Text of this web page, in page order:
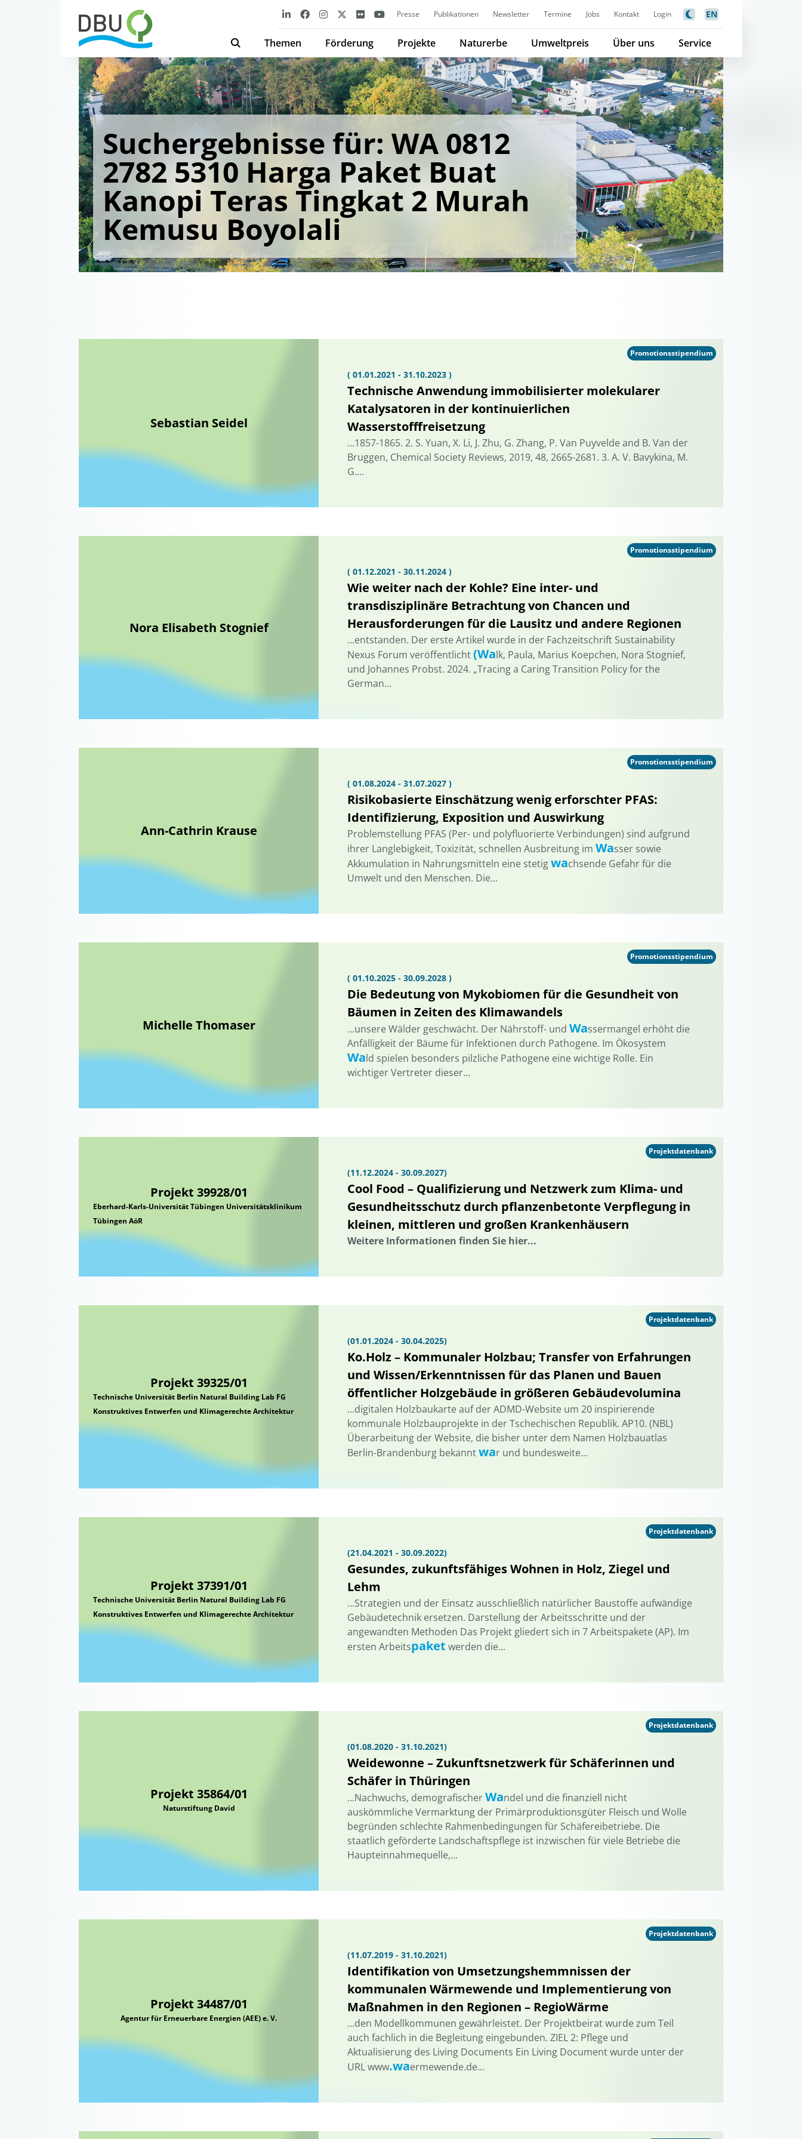
Presse Publikationen Newsletter Termine Jobs Kontakt Login EN
Themen Förderung Projekte Naturerbe Umweltpreis Über uns Service
Suchergebnisse für: WA 0812
2782 5310 Harga Paket Buat
Kanopi Teras Tingkat 2 Murah
Kemusu Boyolali
Sebastian Seidel
( 01.01.2021 - 31.10.2023 )
Technische Anwendung immobilisierter molekularer
Katalysatoren in der kontinuierlichen
Wasserstofffreisetzung
...1857-1865. 2. S. Yuan, X. Li, J. Zhu, G. Zhang, P. Van Puyvelde and B. Van der
Bruggen, Chemical Society Reviews, 2019, 48, 2665-2681. 3. A. V. Bavykina, M.
G....
Promotionsstipendium
Nora Elisabeth Stognief
( 01.12.2021 - 30.11.2024 )
Wie weiter nach der Kohle? Eine inter- und
transdisziplinäre Betrachtung von Chancen und
Herausforderungen für die Lausitz und andere Regionen
...entstanden. Der erste Artikel wurde in der Fachzeitschrift Sustainability
Nexus Forum veröffentlicht(Walk, Paula, Marius Koepchen, Nora Stognief,
und Johannes Probst. 2024. „Tracing a Caring Transition Policy for the
German...
Promotionsstipendium
Ann-Cathrin Krause
( 01.08.2024 - 31.07.2027 )
Risikobasierte Einschätzung wenig erforschter PFAS:
Identifizierung, Exposition und Auswirkung
Problemstellung PFAS (Per- und polyfluorierte Verbindungen) sind aufgrund
ihrer Langlebigkeit, Toxizität, schnellen Ausbreitung im Wasser sowie
Akkumulation in Nahrungsmitteln eine stetigwachsende Gefahr für die
Umwelt und den Menschen. Die...
Promotionsstipendium
Michelle Thomaser
( 01.10.2025 - 30.09.2028 )
Die Bedeutung von Mykobiomen für die Gesundheit von
Bäumen in Zeiten des Klimawandels
...unsere Wälder geschwächt. Der Nährstoff- und Wassermangel erhöht die
Anfälligkeit der Bäume für Infektionen durch Pathogene. Im Ökosystem
Wald spielen besonders pilzliche Pathogene eine wichtige Rolle. Ein
wichtiger Vertreter dieser...
Promotionsstipendium
Projekt 39928/01
Eberhard-Karls-Universität Tübingen Universitätsklinikum
Tübingen AöR
(11.12.2024 - 30.09.2027)
Cool Food – Qualifizierung und Netzwerk zum Klima- und
Gesundheitsschutz durch pflanzenbetonte Verpflegung in
kleinen, mittleren und großen Krankenhäusern
Weitere Informationen finden Sie hier...
Projektdatenbank
Projekt 39325/01
Technische Universität Berlin Natural Building Lab FG
Konstruktives Entwerfen und Klimagerechte Architektur
(01.01.2024 - 30.04.2025)
Ko.Holz – Kommunaler Holzbau; Transfer von Erfahrungen
und Wissen/Erkenntnissen für das Planen und Bauen
öffentlicher Holzgebäude in größeren Gebäudevolumina
...digitalen Holzbaukarte auf der ADMD-Website um 20 inspirierende
kommunale Holzbauprojekte in der Tschechischen Republik. AP10. (NBL)
Überarbeitung der Website, die bisher unter dem Namen Holzbauatlas
Berlin-Brandenburg bekanntwar und bundesweite...
Projektdatenbank
Projekt 37391/01
Technische Universität Berlin Natural Building Lab FG
Konstruktives Entwerfen und Klimagerechte Architektur
(21.04.2021 - 30.09.2022)
Gesundes, zukunftsfähiges Wohnen in Holz, Ziegel und
Lehm
...Strategien und der Einsatz ausschließlich natürlicher Baustoffe aufwändige
Gebäudetechnik ersetzen. Darstellung der Arbeitsschritte und der
angewandten Methoden Das Projekt gliedert sich in 7 Arbeitspakete (AP). Im
ersten Arbeitspaket werden die...
Projektdatenbank
Projekt 35864/01
Naturstiftung David
(01.08.2020 - 31.10.2021)
Weidewonne – Zukunftsnetzwerk für Schäferinnen und
Schäfer in Thüringen
...Nachwuchs, demografischerWandel und die finanziell nicht
auskömmliche Vermarktung der Primärproduktionsgüter Fleisch und Wolle
begründen schlechte Rahmenbedingungen für Schäfereibetriebe. Die
staatlich geförderte Landschaftspflege ist inzwischen für viele Betriebe die
Haupteinnahmequelle,...
Projektdatenbank
Projekt 34487/01
Agentur für Erneuerbare Energien (AEE) e. V.
(11.07.2019 - 31.10.2021)
Identifikation von Umsetzungshemmnissen der
kommunalen Wärmewende und Implementierung von
Maßnahmen in den Regionen – RegioWärme
...den Modellkommunen gewährleistet. Der Projektbeirat wurde zum Teil
auch fachlich in die Begleitung eingebunden. ZIEL 2: Pflege und
Aktualisierung des Living Documents Ein Living Document wurde unter der
URL www.waermewende.de...
Projektdatenbank